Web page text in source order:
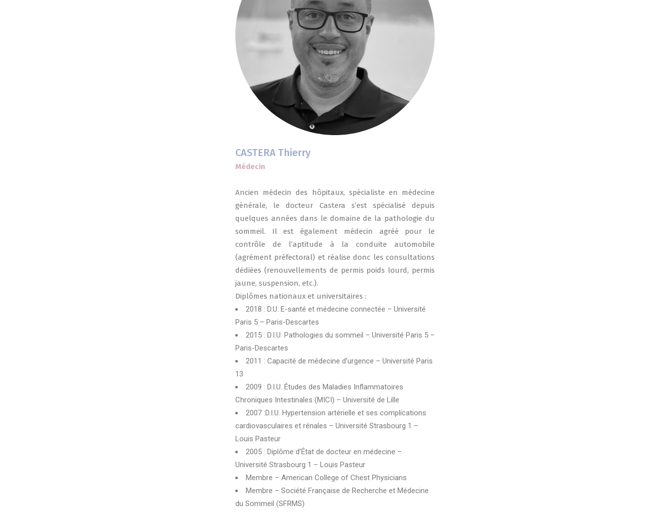
CASTERA Thierry
Médecin
Ancien médecin des hôpitaux, spécialiste en médecine
générale, le docteur Castera s’est spécialisé depuis
quelques années dans le domaine de la pathologie du
sommeil. Il est également médecin agréé pour le
contrôle de l’aptitude à la conduite automobile
(agrément préfectoral) et réalise donc les consultations
dédiées (renouvellements de permis poids lourd, permis
jaune, suspension, etc.).
Diplômes nationaux et universitaires :
2018 : D.U. E-santé et médecine connectée – Université
Paris 5 – Paris-Descartes
2015 : D.I.U. Pathologies du sommeil – Université Paris 5 –
Paris-Descartes
2011 : Capacité de médecine d’urgence – Université Paris
13
2009 : D.I.U. Études des Maladies Inflammatoires
Chroniques Intestinales (MICI) – Université de Lille
2007 :D.I.U. Hypertension artérielle et ses complications
cardiovasculaires et rénales – Université Strasbourg 1 –
Louis Pasteur
2005 : Diplôme d’État de docteur en médecine –
Université Strasbourg 1 – Louis Pasteur
Membre – American College of Chest Physicians
Membre – Société Française de Recherche et Médecine
du Sommeil (SFRMS)